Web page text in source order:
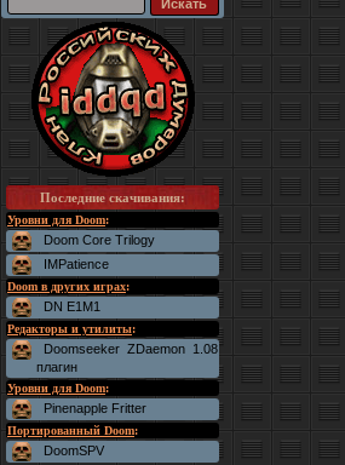
Последние скачивания:
Уровни для Doom:
Doom Core Trilogy
IMPatience
Doom в других играх:
DN E1M1
Редакторы и утилиты:
Doomseeker ZDaemon 1.08
плагин
Уровни для Doom:
Pinenapple Fritter
Портированный Doom:
DoomSPV